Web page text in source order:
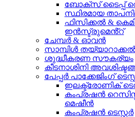
ബോക്സ് ടൈപ്പ്
സ്ഥിരമായ
ഫിസിക്കൽ &
ഇൻസ്ട്രുമെൻ്റ്
ചേമ്പർ & ഓവൻ
സാമ്പിൾ
ശുദ്ധീകരണ സൗകര്യം
കീടനാശിനി
പേപ്പർ പാക്കേജിംഗ്
ഇലക്ട്രോണിക്
കംപ്രഷൻ
മെഷീൻ
കംപ്രഷൻ ടെസ്റ്റർ